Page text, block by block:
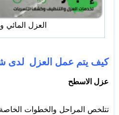
العزل المائي
كيف يتم عمل العزل لدى
عزل الاسطح
تتلخص المراحل والخطوات